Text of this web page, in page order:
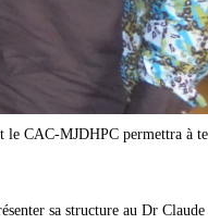
le CAC-MJDHPC permettra à
sa structure au Dr